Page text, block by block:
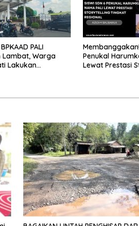
PALI
Lambat, Warga
Lakukan
Penukal
Lewat Prestasi